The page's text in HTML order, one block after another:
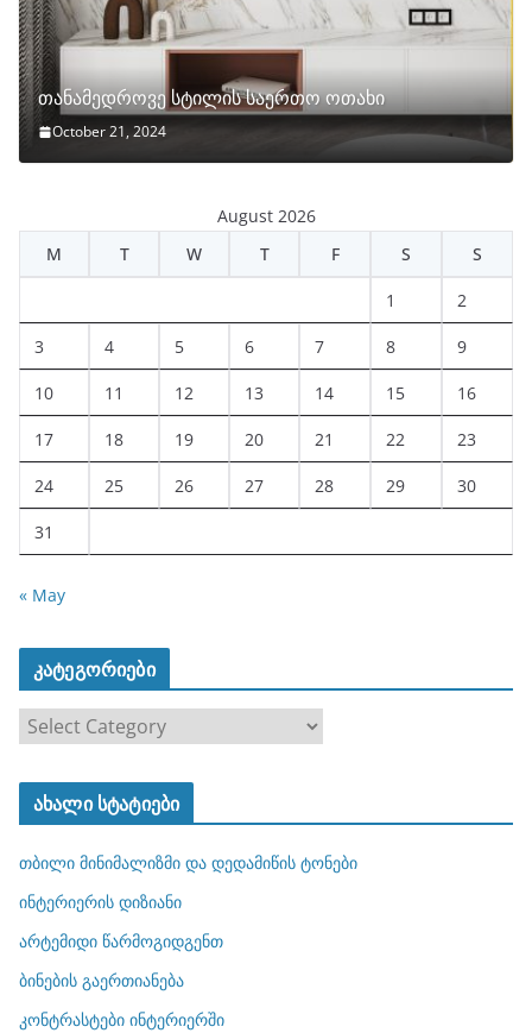
თანამედროვე სტილის საერთო ოთახი
October 21, 2024
August 2026
M
T W T F S S
1 2
3 4 5 6 7 8 9
10 11 12 13 14 15 16
17 18 19 20 21 22 23
24 25 26 27 28 29 30
31
« May
კატეგორიები
ტ
ო
რ
ბ
ი
ახალი სტატიები
თბილი მინიმალიზმი და დედამიწის ტონები
ინტერიერის დიზიანი
არტემიდი წარმოგიდგენთ
ბინების გაერთიანება
კონტრასტები ინტერიერში